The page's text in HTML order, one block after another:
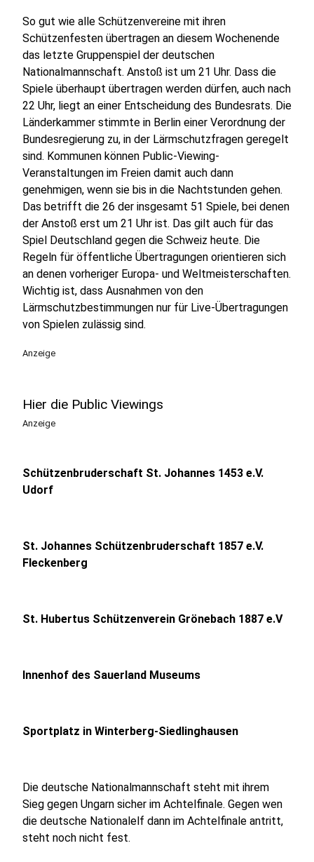
So gut wie alle Schützenvereine mit ihren
Schützenfesten übertragen an diesem Wochenende
das letzte Gruppenspiel der deutschen
Nationalmannschaft. Anstoß ist um 21 Uhr. Dass die
Spiele überhaupt übertragen werden dürfen, auch nach
22 Uhr, liegt an einer Entscheidung des Bundesrats. Die
Länderkammer stimmte in Berlin einer Verordnung der
Bundesregierung zu, in der Lärmschutzfragen geregelt
sind. Kommunen können Public-Viewing-
Veranstaltungen im Freien damit auch dann
genehmigen, wenn sie bis in die Nachtstunden gehen.
Das betrifft die 26 der insgesamt 51 Spiele, bei denen
der Anstoß erst um 21 Uhr ist. Das gilt auch für das
Spiel Deutschland gegen die Schweiz heute. Die
Regeln für öffentliche Übertragungen orientieren sich
an denen vorheriger Europa- und Weltmeisterschaften.
Wichtig ist, dass Ausnahmen von den
Lärmschutzbestimmungen nur für Live-Übertragungen
von Spielen zulässig sind.
Anzeige
Hier die Public Viewings
Anzeige
Schützenbruderschaft St. Johannes 1453 e.V.
Udorf
St. Johannes Schützenbruderschaft 1857 e.V.
Fleckenberg
St. Hubertus Schützenverein Grönebach 1887 e.V
Innenhof des Sauerland Museums
Sportplatz in Winterberg-Siedlinghausen
Die deutsche Nationalmannschaft steht mit ihrem
Sieg gegen Ungarn sicher im Achtelfinale. Gegen wen
die deutsche Nationalelf dann im Achtelfinale antritt,
steht noch nicht fest.